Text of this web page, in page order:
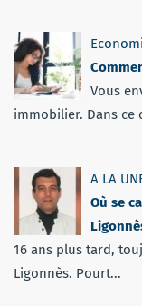
Vous
immobilier. Dans ce
A LA
Où se
16 ans plus tard,
Ligonnès. Pourt...